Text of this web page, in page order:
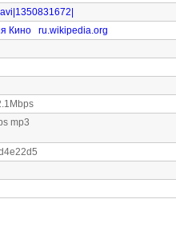
Кино
ru.wikipedia.org
mp3